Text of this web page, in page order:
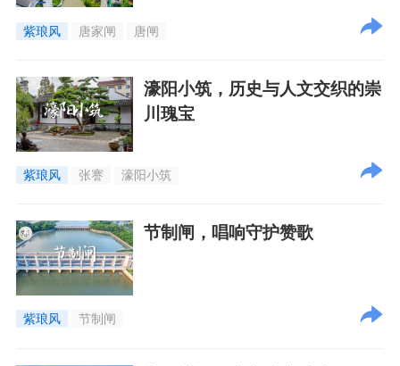
紫琅风 唐家闸 唐闸
濠阳小筑，历史与人文交织的崇
川瑰宝
紫琅风 张謇 濠阳小筑
节制闸，唱响守护赞歌
紫琅风 节制闸